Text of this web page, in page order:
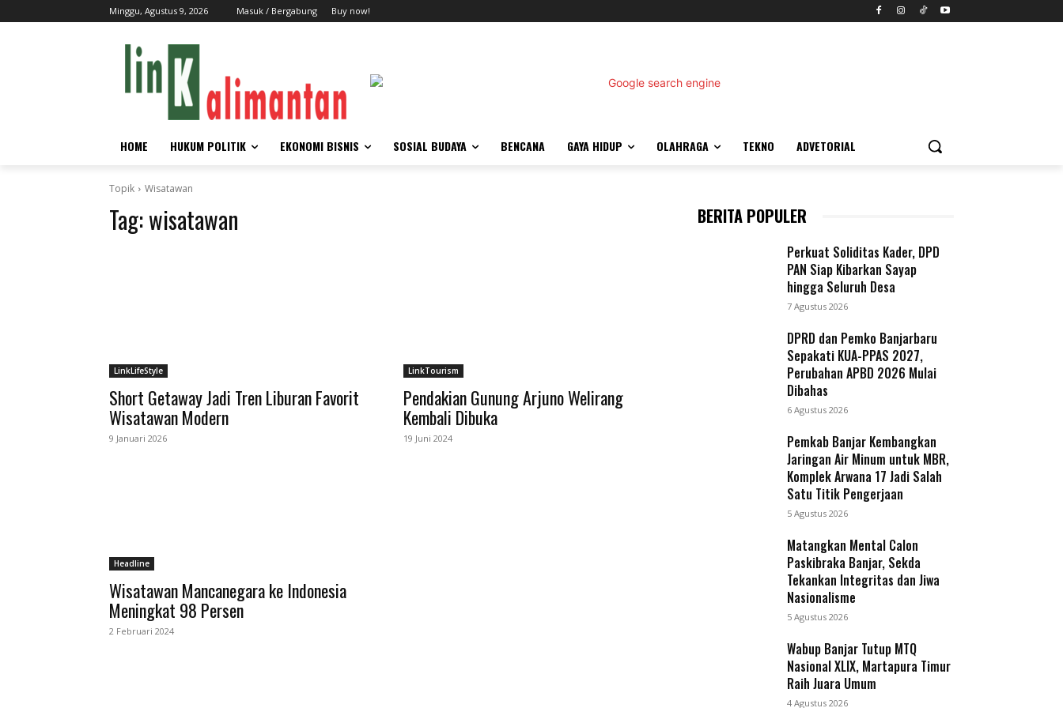
Minggu, Agustus 9, 2026 Masuk / Bergabung Buy now!
HOME HUKUM POLITIK EKONOMI BISNIS SOSIAL BUDAYA BENCANA GAYA HIDUP OLAHRAGA TEKNO ADVETORIAL
Topik Wisatawan
Tag:wisatawan
LinkLifeStyle
Short Getaway Jadi Tren Liburan Favorit
Wisatawan Modern
9 Januari 2026
LinkTourism
Pendakian Gunung Arjuno Welirang
Kembali Dibuka
19 Juni 2024
Headline
Wisatawan Mancanegara ke Indonesia
Meningkat 98 Persen
2 Februari 2024
BERITA POPULER
Perkuat Soliditas Kader, DPD
PAN Siap Kibarkan Sayap
hingga Seluruh Desa
7 Agustus 2026
DPRD dan Pemko Banjarbaru
Sepakati KUA-PPAS 2027,
Perubahan APBD 2026 Mulai
Dibahas
6 Agustus 2026
Pemkab Banjar Kembangkan
Jaringan Air Minum untuk MBR,
Komplek Arwana 17 Jadi Salah
Satu Titik Pengerjaan
5 Agustus 2026
Matangkan Mental Calon
Paskibraka Banjar, Sekda
Tekankan Integritas dan Jiwa
Nasionalisme
5 Agustus 2026
Wabup Banjar Tutup MTQ
Nasional XLIX, Martapura Timur
Raih Juara Umum
4 Agustus 2026